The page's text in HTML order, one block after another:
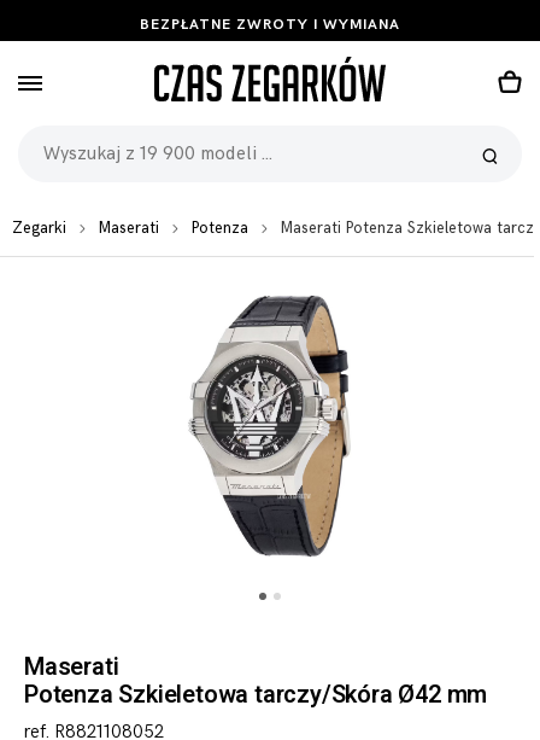
BEZPŁATNE ZWROTY I WYMIANA
Zegarki Maserati Potenza Maserati Potenza Szkieletowa
Maserati
Potenza Szkieletowa tarczy/Skóra Ø42 mm
ref. R8821108052